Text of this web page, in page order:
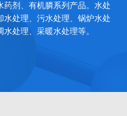
剂、有机膦系列产品。水处
处理、污水处理、锅炉水处
处理、采暖水处理等。